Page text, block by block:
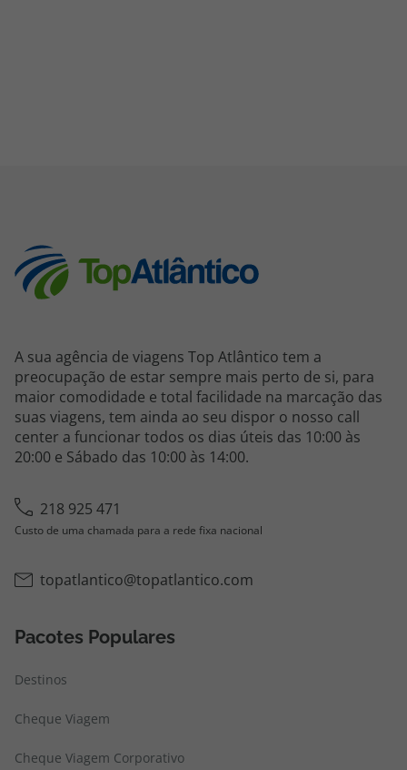
A sua agência de viagens Top Atlântico tem a
preocupação de estar sempre mais perto de si, para
maior comodidade e total facilidade na marcação das
suas viagens, tem ainda ao seu dispor o nosso call
center a funcionar todos os dias úteis das 10:00 às
20:00 e Sábado das 10:00 às 14:00.
218 925 471
Custo de uma chamada para a rede fixa nacional
topatlantico@topatlantico.com
Pacotes Populares
Destinos
Cheque Viagem
Cheque Viagem Corporativo